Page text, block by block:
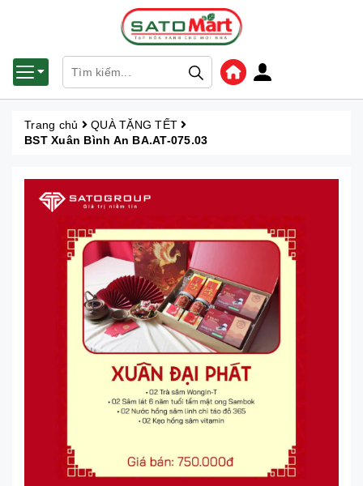
Trang chủ
QUÀ TẶNG TẾT
BST Xuân Bình An BA.AT-075.03